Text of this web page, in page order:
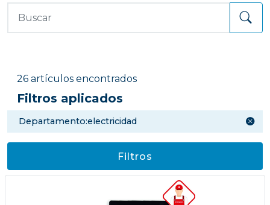
26 artículos encontrados
Filtros aplicados
departamento:electricidad
Filtros